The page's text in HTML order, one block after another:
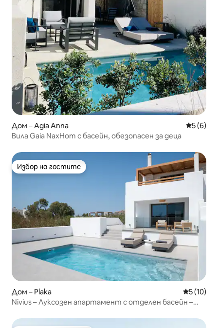
Дом – Agia Anna Средна
5 (6)
Вила Gaia NaxHom с басейн, обезопасен за деца
Избор на гостите
Избор на гостите
Дом – Plaka Средна
5 (10)
Nivius – Луксозен апартамент с отделен басейн –